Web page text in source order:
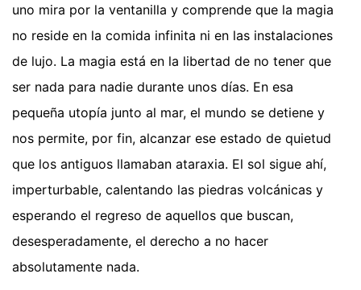
uno mira por la ventanilla y comprende que la magia
no reside en la comida infinita ni en las instalaciones
de lujo. La magia está en la libertad de no tener que
ser nada para nadie durante unos días. En esa
pequeña utopía junto al mar, el mundo se detiene y
nos permite, por fin, alcanzar ese estado de quietud
que los antiguos llamaban ataraxia. El sol sigue ahí,
imperturbable, calentando las piedras volcánicas y
esperando el regreso de aquellos que buscan,
desesperadamente, el derecho a no hacer
absolutamente nada.